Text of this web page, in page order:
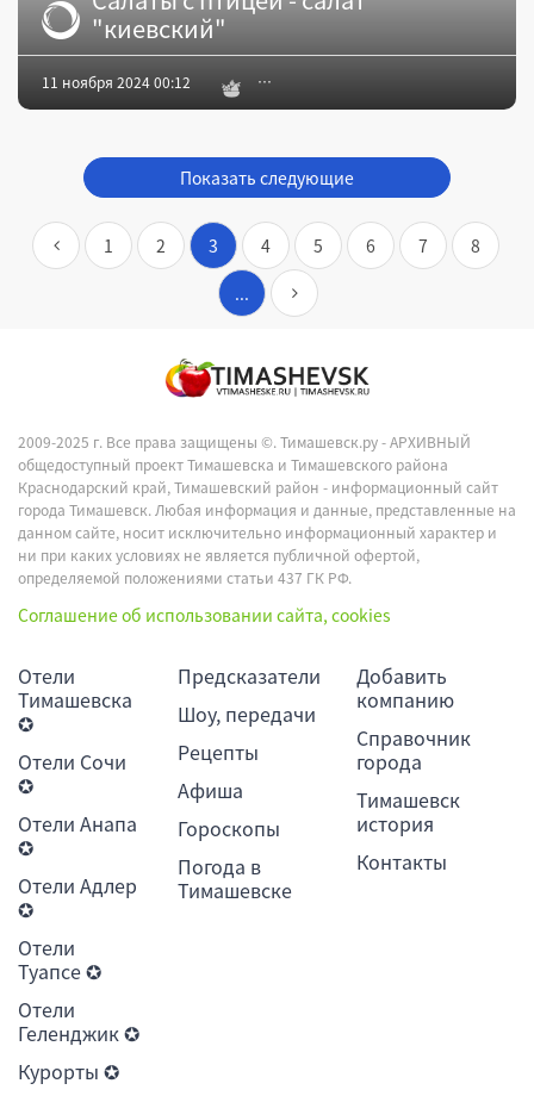
"киевский"
11 ноября 2024 00:12
Показать следующие
1 2 3 4 5 6 7
8
...
2009-2025 г. Все права защищены ©.Тимашевск.ру - АРХИВНЫЙ
общедоступный проект Тимашевска и Тимашевского района
Краснодарский край, Тимашевский район - информационный сайт
города Тимашевск. Любая информация и данные, представленные на
данном сайте, носит исключительно информационный характер и
ни при каких условиях не является публичной офертой,
определяемой положениями статьи 437 ГК РФ.
Соглашение об использовании сайта, cookies
Отели
Тимашевска
✪
Отели Сочи
✪
Отели Анапа
✪
Отели Адлер
✪
Отели
Туапсе ✪
Отели
Геленджик ✪
Курорты ✪
Предсказатели
Шоу, передачи
Рецепты
Афиша
Гороскопы
Погода в
Тимашевске
Добавить
компанию
Справочник
города
Тимашевск
история
Контакты